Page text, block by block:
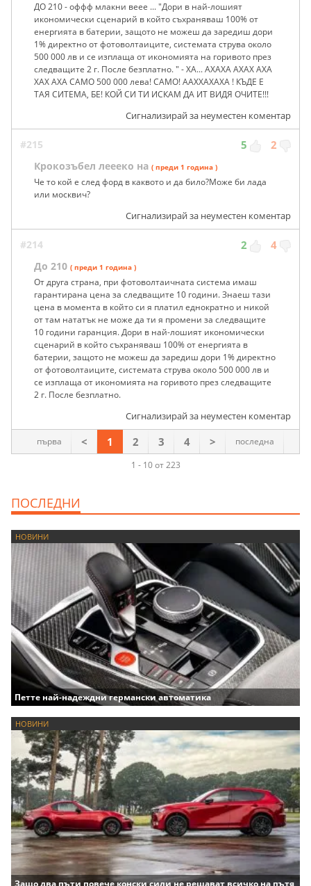
ДО 210 - оффф млакни веее ... "Дори в най-лошият
икономически сценарий в който съхраняваш 100% от
енергията в батерии, защото не можеш да заредиш дори
1% директно от фотоволтаиците, системата струва около
500 000 лв и се изплаща от икономията на горивото през
следващите 2 г. После безплатно. " - ХА... АХАХА АХАХ АХА
ХАХ АХА САМО 500 000 лева! САМО! ААХХАХАХА ! КЪДЕ Е
ТАЯ СИТЕМА, БЕ! КОЙ СИ ТИ ИСКАМ ДА ИТ ВИДЯ ОЧИТЕ!!!
Сигнализирай за неуместен коментар
#215 5 2
Крокозъбел леееко на ( преди 1 година )
Че то кой е след форд в каквото и да било?Може би лада
или москвич?
Сигнализирай за неуместен коментар
#214 2 4
До 210 ( преди 1 година )
От друга страна, при фотоволтаичната система имаш
гарантирана цена за следващите 10 години. Знаеш тази
цена в момента в който си я платил еднократно и никой
от там нататък не може да ти я промени за следващите
10 години гаранция. Дори в най-лошият икономически
сценарий в който съхраняваш 100% от енергията в
батерии, защото не можеш да заредиш дори 1% директно
от фотоволтаиците, системата струва около 500 000 лв и
се изплаща от икономията на горивото през следващите
2 г. После безплатно.
Сигнализирай за неуместен коментар
1 - 10 от 223
първа < 1 2 3 4 > последна
ПОСЛЕДНИ
НОВИНИ
Петте най-надеждни германски автоматика
НОВИНИ
Защо два пъти повече конски сили не решават всичко на пътя